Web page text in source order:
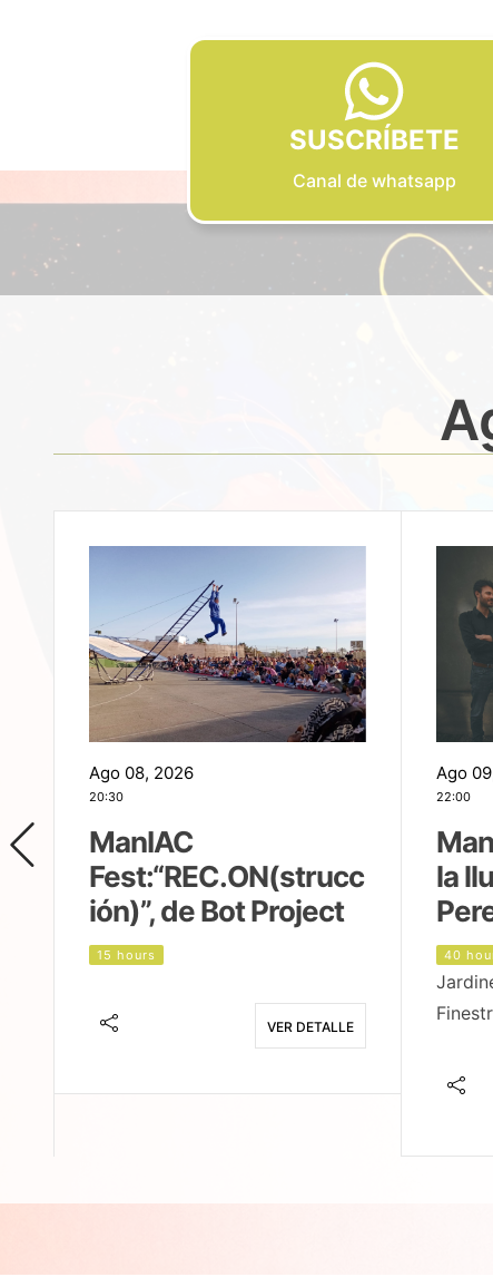
SUSCRÍBETE
Canal de whatsapp
Ago 08, 2026
20:30
ManIAC
Fest:“REC.ON(strucc
ión)”, de Bot Project
15 hours
VER DETALLE
Ago
22:00
la
40